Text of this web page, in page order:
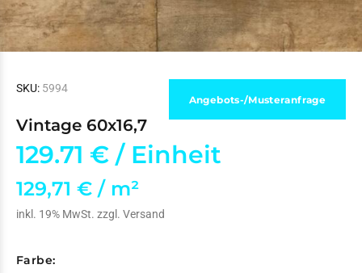
Angebots-/Musteranfrage
SKU: 5994
Vintage 60x16,7
129.71 € / Einheit
129,71 € / m²
inkl. 19% MwSt. zzgl. Versand
Farbe: